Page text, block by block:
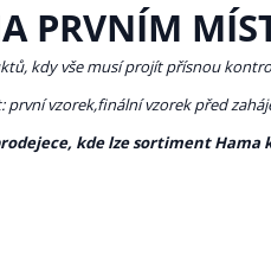
PRVNÍM
kdy vše musí projít přísnou
vzorek,finální vzorek před
kde lze sortiment Hama